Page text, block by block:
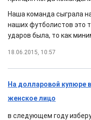
Наша команда сыграла
наших футболистов это
ударов была, то как
18.06.2015, 10:57
На долларовой купюре
женское лицо
в следующем году